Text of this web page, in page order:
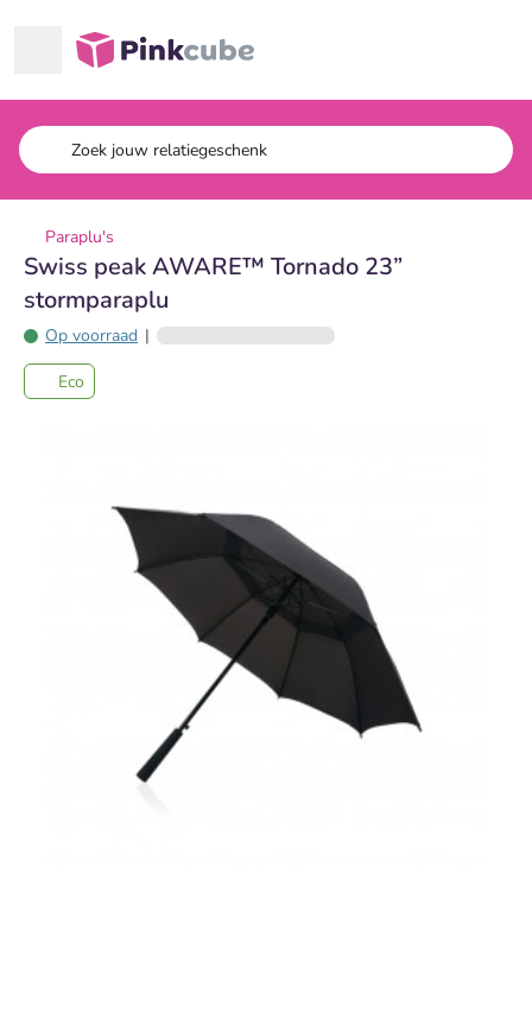
Pinkcube
Paraplu's
Swiss peak AWARE™ Tornado 23”
stormparaplu
Op voorraad |
Eco